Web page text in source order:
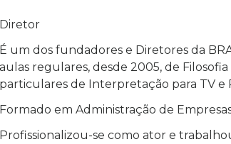
Diretor
É um dos fundadores e Diretores da
aulas regulares, desde 2005, de
particulares de Interpretação para TV e
Formado em Administração de
Profissionalizou-se como ator e